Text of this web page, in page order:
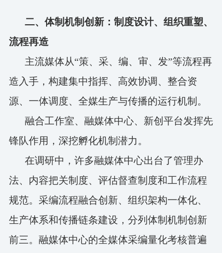
二、体制机制创新：制度设计、组织重塑、
流程再造
主流媒体从“策、采、编、审、发”等流程再
造入手，构建集中指挥、高效协调、整合资
源、一体调度、全媒生产与传播的运行机制。
融合工作室、融媒体中心、新创平台发挥先
锋队作用，深挖孵化机制潜力。
在调研中，许多融媒体中心出台了管理办
法、内容把关制度、评估督查制度和工作流程
规范。采编流程融合创新、组织架构一体化、
生产体系和传播链条建设，分列体制机制创新
前三。融媒体中心的全媒体采编量化考核普遍